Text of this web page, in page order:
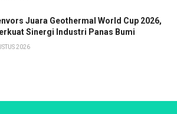
Juara Geothermal World Cup 2026,
Sinergi Industri Panas Bumi
2026